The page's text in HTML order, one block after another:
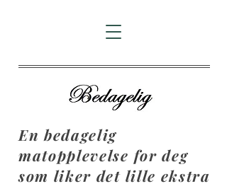
En bedagelig
matopplevelse for deg
som liker det lille ekstra